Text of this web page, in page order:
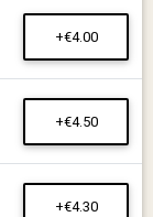
+€4.00
+€4.50
+€4.30